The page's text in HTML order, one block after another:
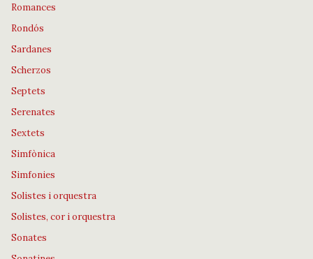
Romances
Rondós
Sardanes
Scherzos
Septets
Serenates
Sextets
Simfònica
Simfonies
Solistes i orquestra
Solistes, cor i orquestra
Sonates